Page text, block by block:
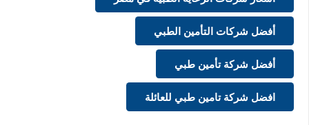
أفضل شركات التأمين الطبي
أفضل شركة تأمين طبي
افضل شركة تامين طبي للعائلة